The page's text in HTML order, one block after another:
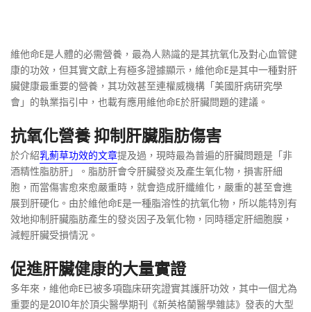
維他命E是人體的必需營養，最為人熟識的是其抗氧化及對心血管健
康的功效，但其實文獻上有極多證據顯示，維他命E是其中一種對肝
臟健康最重要的營養，其功效甚至連權威機構「美國肝病研究學
會」的執業指引中，也載有應用維他命E於肝臟問題的建議。
抗氧化營養 抑制肝臟脂肪傷害
於介紹乳薊草功效的文章提及過，現時最為普遍的肝臟問題是「非
酒精性脂肪肝」。脂肪肝會令肝臟發炎及產生氧化物，損害肝細
胞，而當傷害愈來愈嚴重時，就會造成肝纖維化，嚴重的甚至會進
展到肝硬化。由於維他命E是一種脂溶性的抗氧化物，所以能特別有
效地抑制肝臟脂肪產生的發炎因子及氧化物，同時穩定肝細胞膜，
減輕肝臟受損情況。
促進肝臟健康的大量實證
多年來，維他命E已被多項臨床研究證實其護肝功效，其中一個尤為
重要的是2010年於頂尖醫學期刊《新英格蘭醫學雜誌》發表的大型